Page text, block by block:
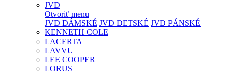
JVD
Otvoriť menu
JVD DÁMSKÉ JVD DETSKÉ JVD PÁNSKÉ
KENNETH COLE
LACERTA
LAVVU
LEE COOPER
LORUS